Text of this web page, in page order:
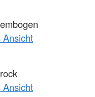
Ansicht
Ansicht